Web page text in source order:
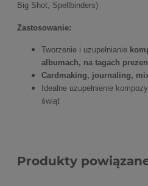
Big Shot, Spellbinders)
Zastosowanie:
Tworzenie i uzupełnianie
albumach, na tagach
Cardmaking, journaling,
Idealne uzupełnienie
świąt
Produkty